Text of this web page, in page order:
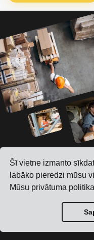
Šī vietne izmanto
labāko pieredzi mūsu
Mūsu privātuma
Uzzini, kā
uzlabot